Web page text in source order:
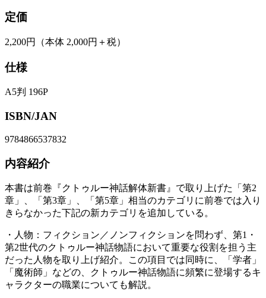
定価
2,200円 （本体 2,000円＋税）
仕様
A5判 196P
ISBN/JAN
9784866537832
内容紹介
本書は前巻『クトゥルー神話解体新書』で取り上げた「第2
章」、「第3章」、「第5章」相当のカテゴリに前巻では入り
きらなかった下記の新カテゴリを追加している。
・人物：フィクション／ノンフィクションを問わず、第1・
第2世代のクトゥルー神話物語において重要な役割を担う主
だった人物を取り上げ紹介。この項目では同時に、「学者」
「魔術師」などの、クトゥルー神話物語に頻繁に登場するキ
ャラクターの職業についても解説。